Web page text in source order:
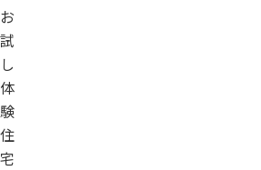
お
試
し
体
験
住
宅